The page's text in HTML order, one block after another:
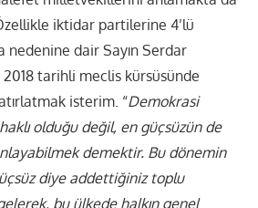
iktidar partilerine 4’lü
nedenine dair Sayın Serdar
2018 tarihli meclis kürsüsünde
isterim. “Demokrasi
olduğu değil, en güçsüzün de
demektir. Bu dönemin
diye addettiğiniz toplu
bu ülkede halkın genel